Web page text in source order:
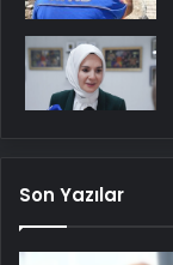
Son Yazılar